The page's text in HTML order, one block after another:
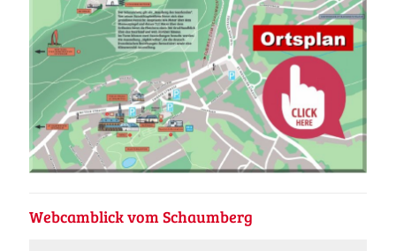
Webcamblick vom Schaumberg